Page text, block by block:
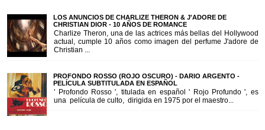
LOS ANUNCIOS DE CHARLIZE THERON & J'ADORE DE
CHRISTIAN DIOR - 10 AÑOS DE ROMANCE
Charlize Theron, una de las actrices más bellas del Hollywood
actual, cumple 10 años como imagen del perfume J'adore de
Christian ...
PROFONDO ROSSO (ROJO OSCURO) - DARIO ARGENTO -
PELÍCULA SUBTITULADA EN ESPAÑOL
' Profondo Rosso ', titulada en español ' Rojo Profundo ', es
una película de culto, dirigida en 1975 por el maestro...